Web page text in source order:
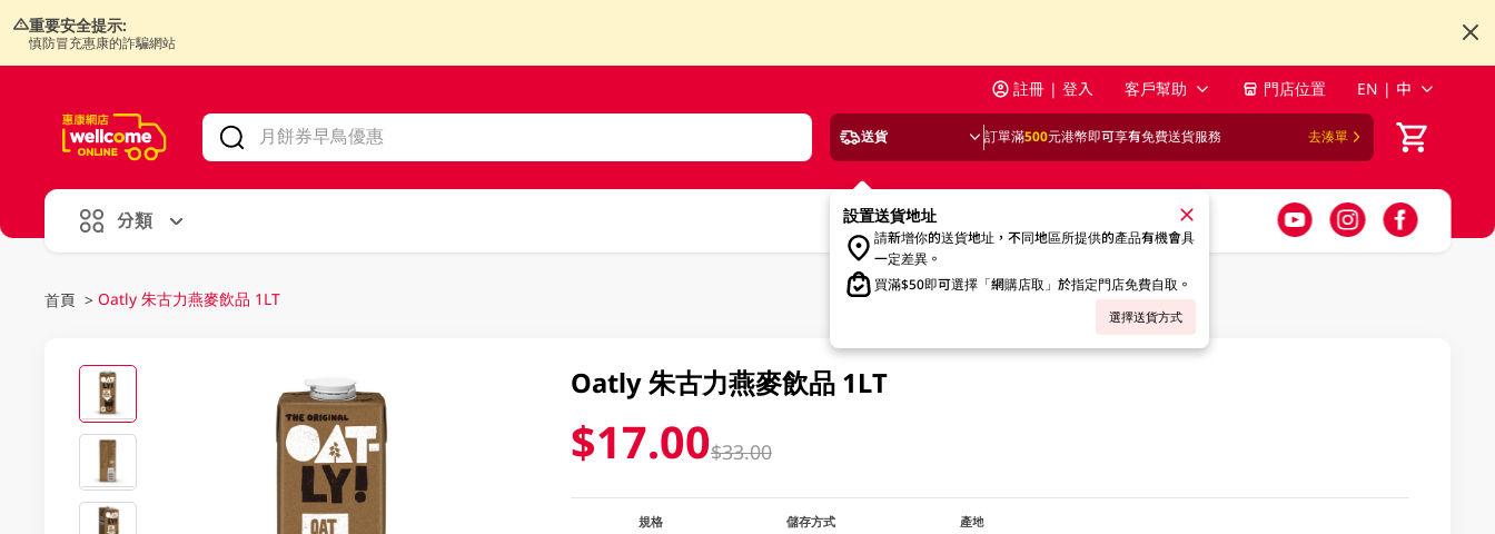
重要安全提示:
慎防冒充惠康的詐騙網站
註冊 | 登入 客戶幫助 門店位置 EN | 中
送貨 訂單滿500元港幣即可享有免費送貨服務 去湊單
設置送貨地址
請新增你的送貨地址，不同地區所提供的產品有機會具
一定差異。
買滿$50即可選擇「網購店取」於指定門店免費自取。
選擇送貨方式
分類
首頁 > Oatly 朱古力燕麥飲品 1LT
Oatly 朱古力燕麥飲品 1LT
$17.00$33.00
規格
儲存方式
產地